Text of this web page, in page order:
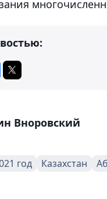
Вноровский
год Казахстан